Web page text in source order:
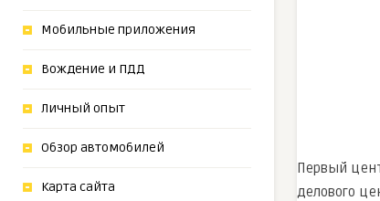
Мобильные приложения
Вождение и ПДД
Личный опыт
Обзор автомобилей
Карта сайта
Первый
делового